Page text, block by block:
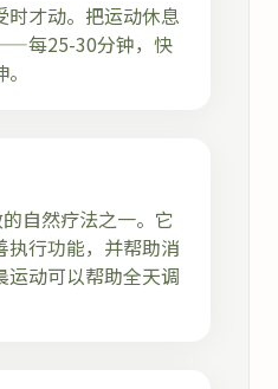
时才动。把运动休息
每25-30分钟，快
自然疗法之一。它
执行功能，并帮助消
运动可以帮助全天调